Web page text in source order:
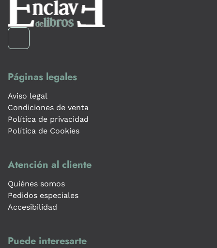
Páginas legales
Aviso legal
Condiciones de venta
Política de privacidad
Política de Cookies
Atención al cliente
Quiénes somos
Pedidos especiales
Accesibilidad
Puede interesarte